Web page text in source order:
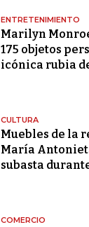
ENTRETENIMIENTO
Marilyn
175 objetos
icónica rubia
CULTURA
Muebles de la
María
subasta
COMERCIO